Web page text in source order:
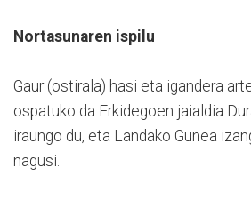
Nortasunaren ispilu
Gaur (ostirala) hasi eta igandera
ospatuko da Erkidegoen jaialdia
iraungo du, eta Landako Gunea
nagusi.